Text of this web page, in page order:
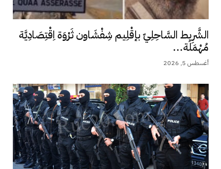
الشَّرِيط السَّاحِلِيّ بإقْلِيم شِفْشَاون ثَرْوَة اِقْتِصَادِيَّة
مُهْمَلَة...
أغسطس 5, 2026